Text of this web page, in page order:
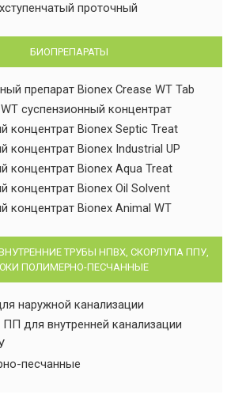
проточный
БИОПРЕПАРАТЫ
препарат Bionex Crease WT Tab
суспензионный концентрат
концентрат Bionex Septic Treat
концентрат Bionex Industrial UP
концентрат Bionex Aqua Treat
концентрат Bionex Oil Solvent
концентрат Bionex Animal WT
ТРУБЫ НПВХ, СКОРЛУПА ППУ,
ПОЛИМЕРНО-ПЕСЧАННЫЕ
наружной канализации
для внутренней канализации
песчанные